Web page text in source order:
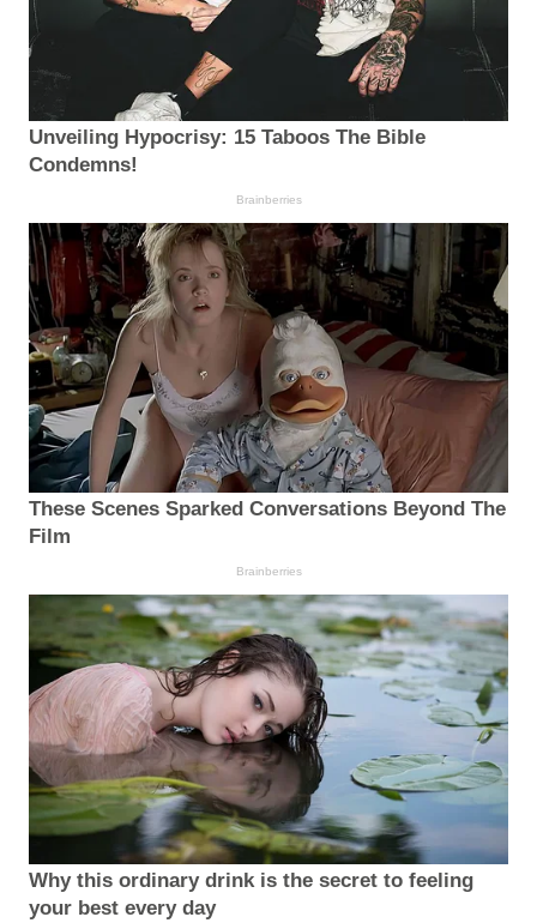
Unveiling Hypocrisy: 15 Taboos The Bible
Condemns!
Brainberries
These Scenes Sparked Conversations Beyond The
Film
Brainberries
Why this ordinary drink is the secret to feeling
your best every day